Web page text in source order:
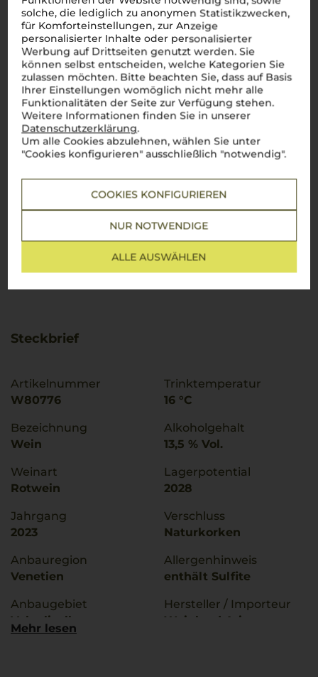
solche, die lediglich zu anonymen Statistikzwecken,
für Komforteinstellungen, zur Anzeige
personalisierter Inhalte oder personalisierter
Werbung auf Drittseiten genutzt werden. Sie
können selbst entscheiden, welche Kategorien Sie
zulassen möchten. Bitte beachten Sie, dass auf Basis
Ihrer Einstellungen womöglich nicht mehr alle
Funktionalitäten der Seite zur Verfügung stehen.
Weitere Informationen finden Sie in unserer
Datenschutzerklärung.
Um alle Cookies abzulehnen, wählen Sie unter
"Cookies konfigurieren" ausschließlich "notwendig".
COOKIES KONFIGURIEREN
NUR NOTWENDIGE
ALLE AUSWÄHLEN
Steckbrief
Artikelnummer
W80776
Bezeichnung
Wein
Weinart
Rotwein
Jahrgang
2023
Anbauregion
Venetien
Anbaugebiet
Valpolicella
Trinktemperatur
16 °C
Alkoholgehalt
13,5 % Vol.
Lagerpotential
2028
Verschluss
Naturkorken
Allergenhinweis
enthält Sulfite
Hersteller / Importeur
Weinland Ariane
Mehr lesen